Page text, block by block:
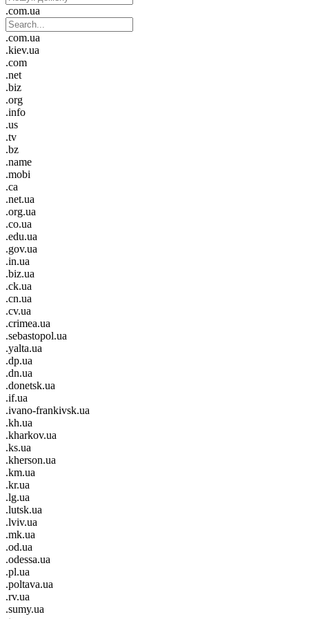
.com.ua
.com.ua
.kiev.ua
.com
.net
.biz
.org
.info
.us
.tv
.bz
.name
.mobi
.ca
.net.ua
.org.ua
.co.ua
.edu.ua
.gov.ua
.in.ua
.biz.ua
.ck.ua
.cn.ua
.cv.ua
.crimea.ua
.sebastopol.ua
.yalta.ua
.dp.ua
.dn.ua
.donetsk.ua
.if.ua
.ivano-frankivsk.ua
.kh.ua
.kharkov.ua
.ks.ua
.kherson.ua
.km.ua
.kr.ua
.lg.ua
.lutsk.ua
.lviv.ua
.mk.ua
.od.ua
.odessa.ua
.pl.ua
.poltava.ua
.rv.ua
.sumy.ua